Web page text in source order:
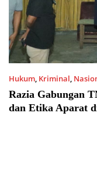
Hukum, Kriminal,
Razia Gabungan
dan Etika Aparat